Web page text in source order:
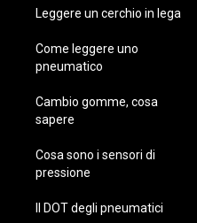
Leggere un cerchio in lega
Come leggere uno
pneumatico
Cambio gomme, cosa
sapere
Cosa sono i sensori di
pressione
Il DOT degli pneumatici